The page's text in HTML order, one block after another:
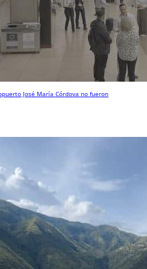
José María Córdova no fueron